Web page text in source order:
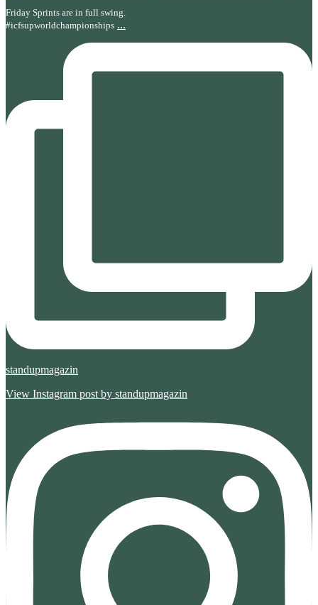
Friday Sprints are in full swing.
#icfsupworldchampionships ...
standupmagazin
View Instagram post by standupmagazin